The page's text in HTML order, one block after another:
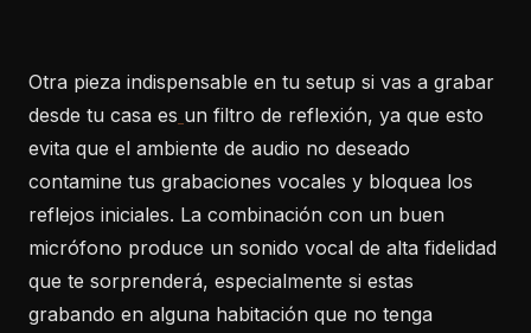
Otra pieza indispensable en tu setup si vas a grabar
desde tu casa es un filtro de reflexión, ya que esto
evita que el ambiente de audio no deseado
contamine tus grabaciones vocales y bloquea los
reflejos iniciales. La combinación con un buen
micrófono produce un sonido vocal de alta fidelidad
que te sorprenderá, especialmente si estas
grabando en alguna habitación que no tenga